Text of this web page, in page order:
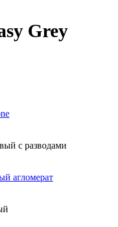
Grey
с разводами
агломерат